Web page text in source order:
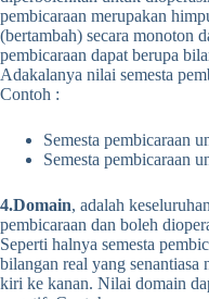
pembicaraan merupakan
(bertambah) secara monoton
pembicaraan dapat berupa
Adakalanya nilai semesta
Contoh :
Semesta pembicaraan
Semesta pembicaraan
4.Domain, adalah
pembicaraan dan boleh
Seperti halnya semesta
bilangan real yang senantiasa
kiri ke kanan. Nilai domain